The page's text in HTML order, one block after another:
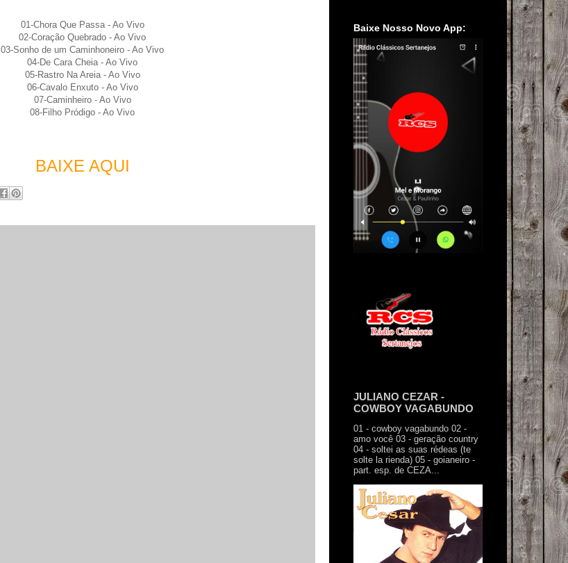
01-Chora Que Passa - Ao Vivo
02-Coração Quebrado - Ao Vivo
03-Sonho de um Caminhoneiro - Ao Vivo
04-De Cara Cheia - Ao Vivo
05-Rastro Na Areia - Ao Vivo
06-Cavalo Enxuto - Ao Vivo
07-Caminheiro - Ao Vivo
08-Filho Pródigo - Ao Vivo
BAIXE AQUI
Baixe Nosso Novo App:
JULIANO CEZAR -
COWBOY VAGABUNDO
01 - cowboy vagabundo 02 -
amo você 03 - geração country
04 - soltei as suas rédeas (te
solte la rienda) 05 - goianeiro -
part. esp. de CEZA...